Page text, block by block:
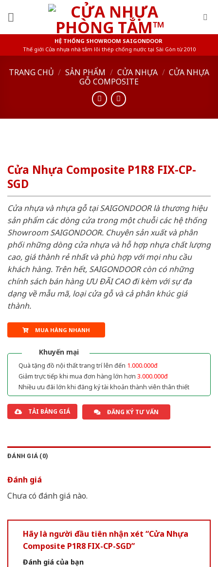
HỆ THỐNG SHOWROOM SAIGONDOOR
Thế giới Cửa nhựa nhà tắm lõi thép chống nước tại Sài Gòn từ 2010
TRANG CHỦ / SẢN PHẨM / CỬA NHỰA / CỬA NHỰA
GỖ COMPOSITE
Cửa Nhựa Composite P1R8 FIX-CP-
SGD
Cửa nhựa và nhựa gỗ tại SAIGONDOOR là thương hiệu
sản phẩm các dòng cửa trong một chuỗi các hệ thống
Showroom SAIGONDOOR. Chuyên sản xuất và phân
phối những dòng cửa nhựa và hỗ hợp nhựa chất lượng
cao, giá thành rẻ nhất và phù hợp với mọi nhu cầu
khách hàng. Trên hết, SAIGONDOOR còn có những
chính sách bán hàng ƯU ĐÃI CAO đi kèm với sự đa
dạng về mẫu mã, loại cửa gỗ và cả phân khúc giá
thành.
MUA HÀNG NHANH
Khuyến mại
Quà tặng đồ nội thất trang trí lên đến 1.000.000đ
Giảm trực tiếp khi mua đơn hàng lớn hơn 3.000.000đ
Nhiều ưu đãi lớn khi đăng ký tài khoản thành viên thân thiết
TẢI BẢNG GIÁ ĐĂNG KÝ TƯ VẤN
ĐÁNH GIÁ (0)
Đánh giá
Chưa có đánh giá nào.
Hãy là người đầu tiên nhận xét “Cửa Nhựa
Composite P1R8 FIX-CP-SGD”
Đánh giá của bạn